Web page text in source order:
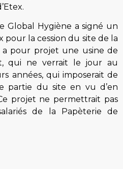
Global Hygiène a signé un
pour la cession du site de la
a pour projet une usine de
qui ne verrait le jour au
années, qui imposerait de
partie du site en vu d’en
projet ne permettrait pas
de la Papèterie de